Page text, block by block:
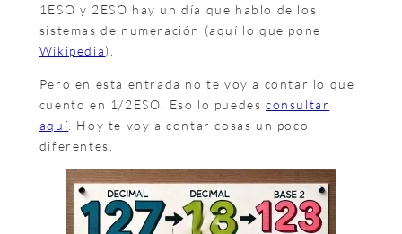
1ESO y 2ESO hay un día que hablo de los
sistemas de numeración (aquí lo que pone
Wikipedia).
Pero en esta entrada no te voy a contar lo que
cuento en 1/2ESO. Eso lo puedesconsultar
aquí . Hoy te voy a contar cosas un poco
diferentes.